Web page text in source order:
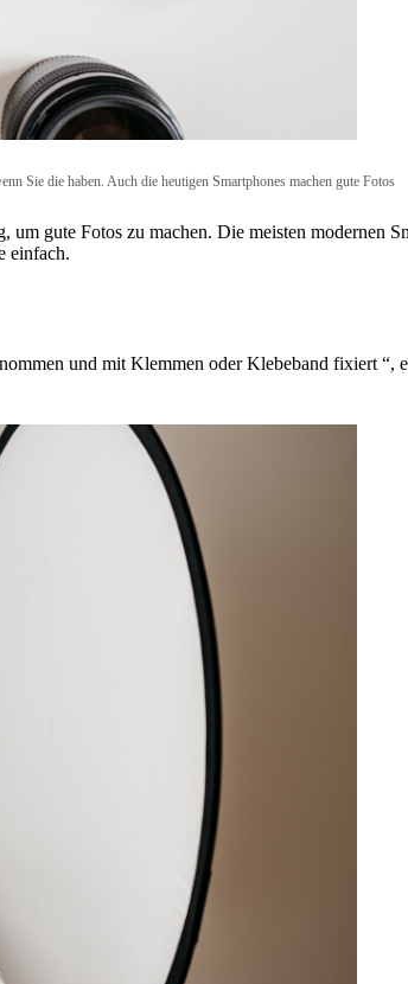
Sie die haben. Auch die heutigen Smartphones machen gute Fotos
gute Fotos zu machen. Die meisten modernen
einfach.
und mit Klemmen oder Klebeband fixiert